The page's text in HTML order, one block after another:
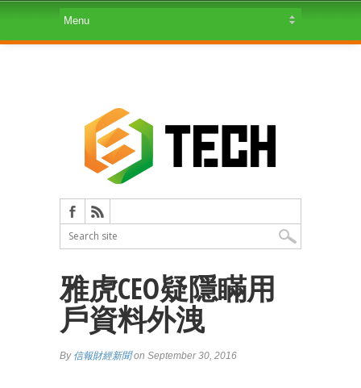
雅虎CEO疑隱瞞用
戶資料外洩
By 信報財經新聞on September 30, 2016